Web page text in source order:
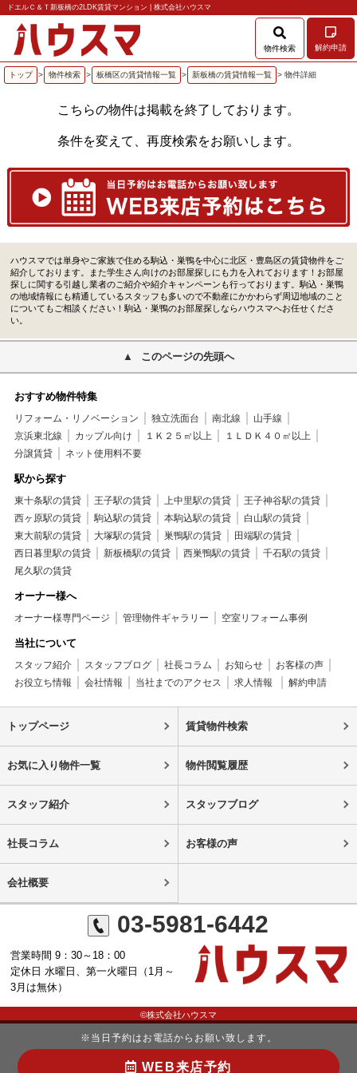
ドエルＣ＆Ｔ新板橋の2LDK賃貸マンション | 株式会社ハウスマ
物件検索 解約申請
トップ > 物件検索 > 板橋区の賃貸情報一覧 > 新板橋の賃貸情報一覧 > 物件詳細
こちらの物件は掲載を終了しております。
条件を変えて、再度検索をお願いします。
ハウスマでは単身やご家族で住める駒込・巣鴨を中心に北区・豊島区の賃貸物件をご
紹介しております。また学生さん向けのお部屋探しにも力を入れております！お部屋
探しに関する引越し業者のご紹介や紹介キャンペーンも行っております。駒込・巣鴨
の地域情報にも精通しているスタッフも多いので不動産にかかわらず周辺地域のこと
についてもご相談ください！駒込・巣鴨のお部屋探しならハウスマへお任せくださ
い。
このページの先頭へ
おすすめ物件特集
リフォーム・リノベーション 独立洗面台 南北線
山手線
京浜東北線
カップル向け １Ｋ２５㎡以上
１ＬＤＫ４０㎡以上
分譲賃貸
ネット使用料不要
駅から探す
東十条駅の賃貸 王子駅の賃貸 上中里駅の賃貸
王子神谷駅の賃貸
西ヶ原駅の賃貸
駒込駅の賃貸 本駒込駅の賃貸
白山駅の賃貸
東大前駅の賃貸
大塚駅の賃貸 巣鴨駅の賃貸
田端駅の賃貸
西日暮里駅の賃貸
新板橋駅の賃貸 西巣鴨駅の賃貸
千石駅の賃貸
尾久駅の賃貸
オーナー様へ
オーナー様専門ページ 管理物件ギャラリー 空室リフォーム事例
当社について
スタッフ紹介 スタッフブログ 社長コラム お知らせ
お客様の声
お役立ち情報
会社情報 当社までのアクセス 求人情報 解約申請
トップページ 賃貸物件検索
お気に入り物件一覧 物件閲覧履歴
スタッフ紹介 スタッフブログ
社長コラム お客様の声
会社概要
03-5981-6442
営業時間 9：30～18：00
定休日 水曜日、第一火曜日（1月～
3月は無休）
©株式会社ハウスマ
※当日予約はお電話からお願い致します。
WEB来店予約